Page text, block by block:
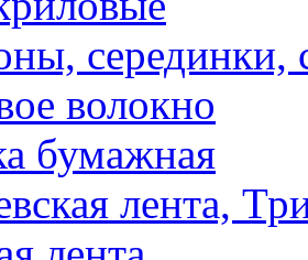
серединки,
волокно
бумажная
лента,